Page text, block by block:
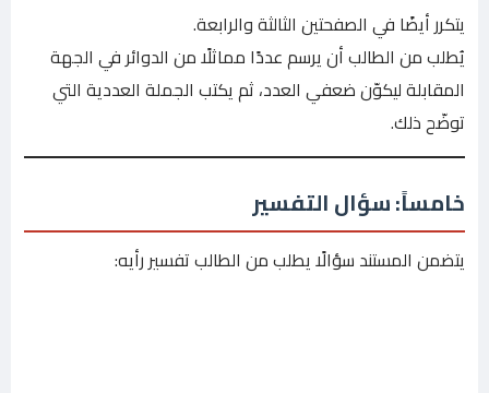
يتكرر أيضًا في الصفحتين الثالثة والرابعة.
يُطلب من الطالب أن يرسم عددًا مماثلًا من الدوائر في الجهة
المقابلة ليكوّن ضعفي العدد، ثم يكتب الجملة العددية التي
توضّح ذلك.
خامساً: سؤال التفسير
يتضمن المستند سؤالًا يطلب من الطالب تفسير رأيه: